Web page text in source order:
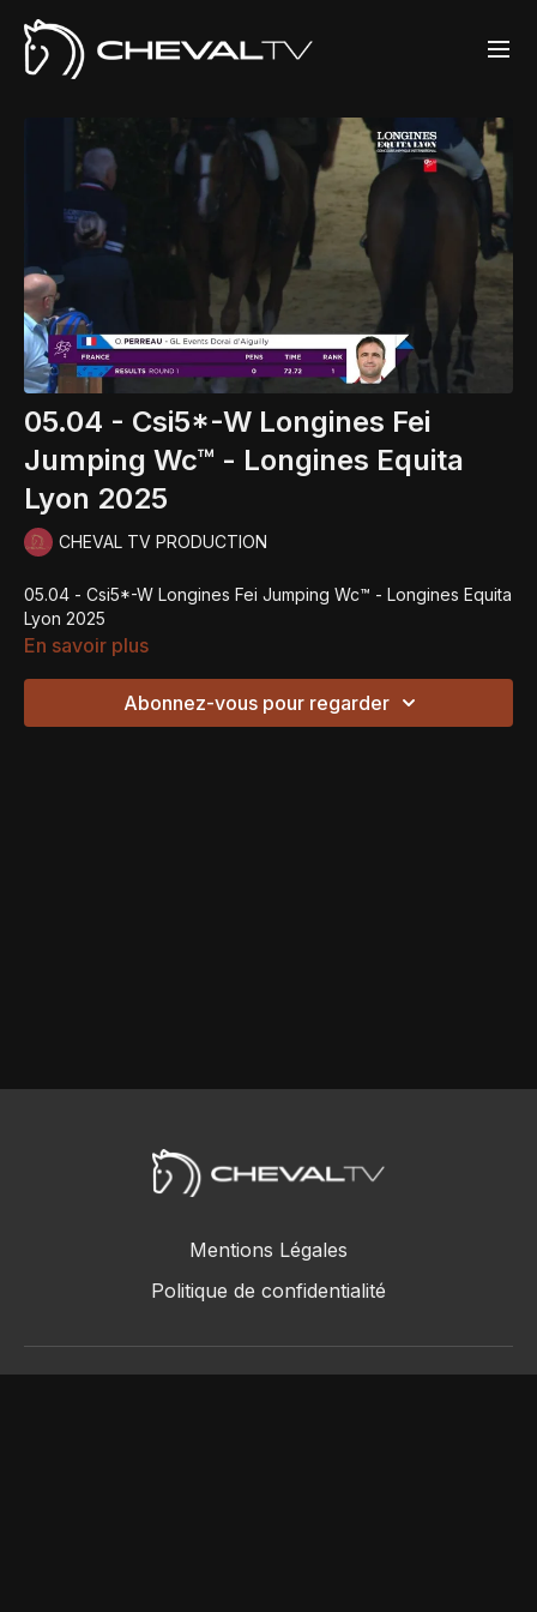
05.04 - Csi5*-W Longines Fei
Jumping Wc™ - Longines Equita
Lyon 2025
CHEVAL TV PRODUCTION
05.04 - Csi5*-W Longines Fei Jumping Wc™ - Longines Equita
Lyon 2025
En savoir plus
Abonnez-vous pour regarder
Mentions Légales
Politique de confidentialité